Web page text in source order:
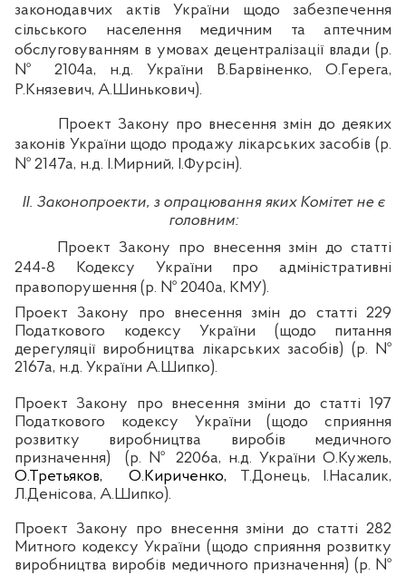
законодавчих актів України щодо забезпечення
сільського населення медичним та аптечним
обслуговуванням в умовах децентралізації влади (р.
№ 2104а, н.д. України В. Барвіненко, О. Герега,
Р. Князевич, А. Шинькович).
Проект Закону про внесення змін до деяких
законів України щодо продажу лікарських засобів (р.
№ 2147а, н.д. І.Мирний, І.Фурсін).
ІІ. Законопроекти, з опрацювання яких Комітет не є
головним:
Проект Закону про внесення змін до статті
244-8 Кодексу України про адміністративні
правопорушення (р. № 2040а, КМУ).
Проект Закону про внесення змін до статті 229
Податкового кодексу України (щодо питання
дерегуляції виробництва лікарських засобів) (р. №
2167а, н.д. України А. Шипко).
Проект Закону про внесення зміни до статті 197
Податкового кодексу України (щодо сприяння
розвитку виробництва виробів медичного
призначення)
(р. № 2206а, н.д. України О.Кужель,
О.Третьяков, О.Кириченко, Т.Донець, І. Насалик,
Л.Денісова, А. Шипко).
Проект Закону про внесення зміни до статті 282
Митного кодексу України (щодо сприяння розвитку
виробництва виробів медичного призначення) (р. №